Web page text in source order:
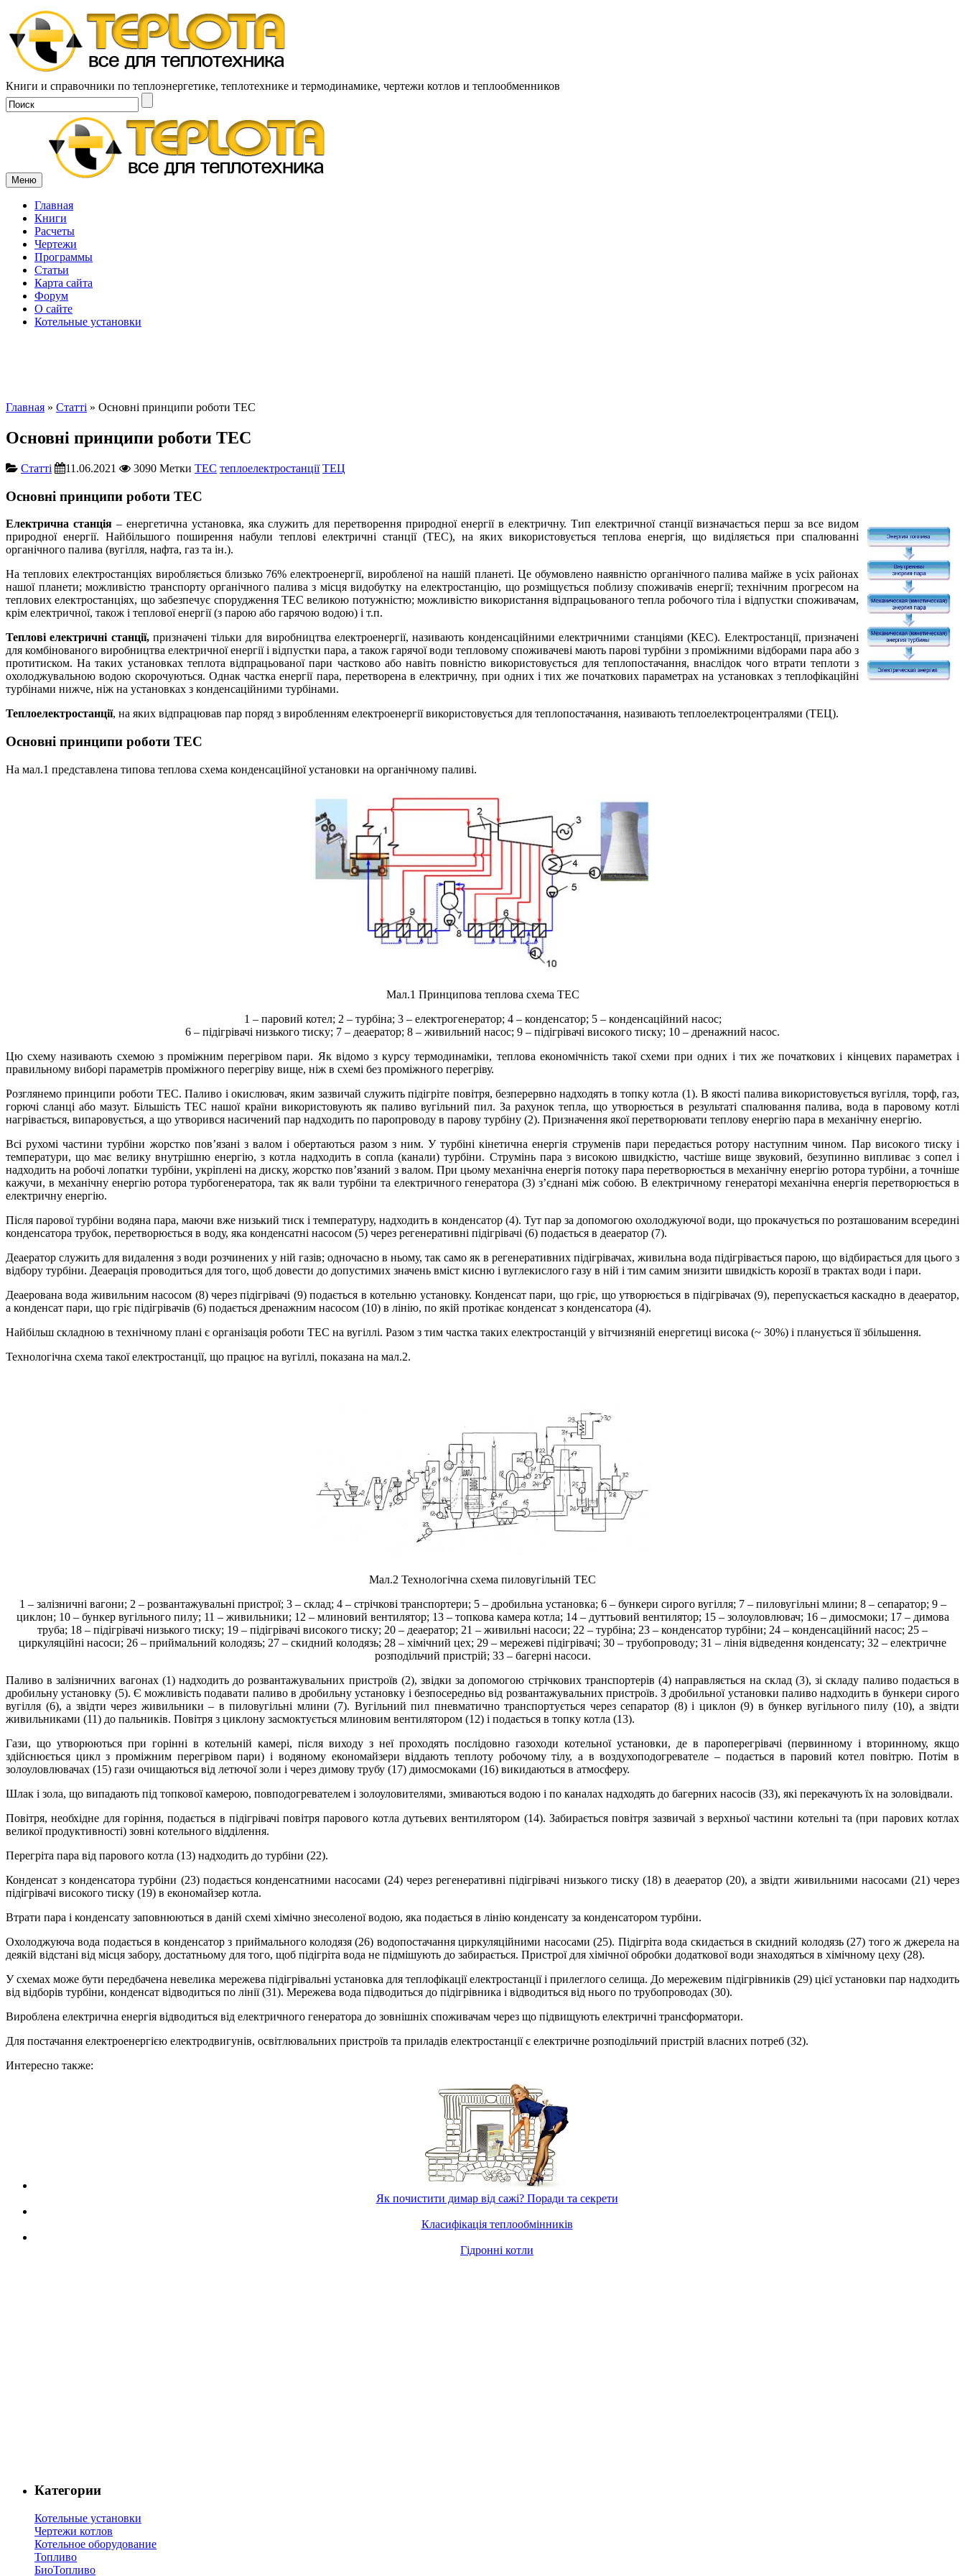
Книги и справочники по теплоэнергетике, теплотехнике и термодинамике, чертежи котлов и теплообменников
Меню
Главная
Книги
Расчеты
Чертежи
Программы
Статьи
Карта сайта
Форум
О сайте
Котельные установки
Главная » Cтатті » Основні принципи роботи ТЕС
Основні принципи роботи ТЕС
Cтатті 11.06.2021 3090 Метки ТEС теплоелектростанції ТЕЦ
Основні принципи роботи ТЕС
Електрична станція– енергетична установка, яка служить для перетворення природної енергії в електричну. Тип електричної станції визначається перш за все видом
природної енергії. Найбільшого поширення набули теплові електричні станції (ТЕС), на яких використовується теплова енергія, що виділяється при спалюванні
органічного палива (вугілля, нафта, газ та ін.).
На теплових електростанціях виробляється близько 76% електроенергії, виробленої на нашій планеті. Це обумовлено наявністю органічного палива майже в усіх районах
нашої планети; можливістю транспорту органічного палива з місця видобутку на електростанцію, що розміщується поблизу споживачів енергії; технічним прогресом на
теплових електростанціях, що забезпечує спорудження ТЕС великою потужністю; можливістю використання відпрацьованого тепла робочого тіла і відпустки споживачам,
крім електричної, також і теплової енергії (з парою або гарячою водою) і т.п.
Теплові електричні станції,призначені тільки для виробництва електроенергії, називають конденсаційними електричними станціями (КЕС). Електростанції, призначені
для комбінованого виробництва електричної енергії і відпустки пара, а також гарячої води тепловому споживачеві мають парові турбіни з проміжними відборами пара або з
протитиском. На таких установках теплота відпрацьованої пари частково або навіть повністю використовується для теплопостачання, внаслідок чого втрати теплоти з
охолоджувальною водою скорочуються. Однак частка енергії пара, перетворена в електричну, при одних і тих же початкових параметрах на установках з теплофікаційні
турбінами нижче, ніж на установках з конденсаційними турбінами.
Теплоелектростанції, на яких відпрацював пар поряд з виробленням електроенергії використовується для теплопостачання, називають теплоелектроцентралями (ТЕЦ).
Основні принципи роботи ТЕС
На мал.1 представлена типова теплова схема конденсаційної установки на органічному паливі.
Мал.1 Принципова теплова схема ТЕС
1 – паровий котел; 2 – турбіна; 3 – електрогенератор; 4 – конденсатор; 5 – конденсаційний насос;
6 – підігрівачі низького тиску; 7 – деаератор; 8 – живильний насос; 9 – підігрівачі високого тиску; 10 – дренажний насос.
Цю схему називають схемою з проміжним перегрівом пари. Як відомо з курсу термодинаміки, теплова економічність такої схеми при одних і тих же початкових і кінцевих параметрах і
правильному виборі параметрів проміжного перегріву вище, ніж в схемі без проміжного перегріву.
Розглянемо принципи роботи ТЕС. Паливо і окислювач, яким зазвичай служить підігріте повітря, безперервно надходять в топку котла (1). В якості палива використовується вугілля, торф, газ,
горючі сланці або мазут. Більшість ТЕС нашої країни використовують як паливо вугільний пил. За рахунок тепла, що утворюється в результаті спалювання палива, вода в паровому котлі
нагрівається, випаровується, а що утворився насичений пар надходить по паропроводу в парову турбіну (2). Призначення якої перетворювати теплову енергію пара в механічну енергію.
Всі рухомі частини турбіни жорстко пов’язані з валом і обертаються разом з ним. У турбіні кінетична енергія струменів пари передається ротору наступним чином. Пар високого тиску і
температури, що має велику внутрішню енергію, з котла надходить в сопла (канали) турбіни. Струмінь пара з високою швидкістю, частіше вище звуковий, безупинно випливає з сопел і
надходить на робочі лопатки турбіни, укріплені на диску, жорстко пов’язаний з валом. При цьому механічна енергія потоку пара перетворюється в механічну енергію ротора турбіни, а точніше
кажучи, в механічну енергію ротора турбогенератора, так як вали турбіни та електричного генератора (3) з’єднані між собою. В електричному генераторі механічна енергія перетворюється в
електричну енергію.
Після парової турбіни водяна пара, маючи вже низький тиск і температуру, надходить в конденсатор (4). Тут пар за допомогою охолоджуючої води, що прокачується по розташованим всередині
конденсатора трубок, перетворюється в воду, яка конденсатні насосом (5) через регенеративні підігрівачі (6) подається в деаератор (7).
Деаератор служить для видалення з води розчинених у ній газів; одночасно в ньому, так само як в регенеративних підігрівачах, живильна вода підігрівається парою, що відбирається для цього з
відбору турбіни. Деаерація проводиться для того, щоб довести до допустимих значень вміст кисню і вуглекислого газу в ній і тим самим знизити швидкість корозії в трактах води і пари.
Деаерована вода живильним насосом (8) через підігрівачі (9) подається в котельню установку. Конденсат пари, що гріє, що утворюється в підігрівачах (9), перепускається каскадно в деаератор,
а конденсат пари, що гріє підігрівачів (6) подається дренажним насосом (10) в лінію, по якій протікає конденсат з конденсатора (4).
Найбільш складною в технічному плані є організація роботи ТЕС на вугіллі. Разом з тим частка таких електростанцій у вітчизняній енергетиці висока (~ 30%) і планується її збільшення.
Технологічна схема такої електростанції, що працює на вугіллі, показана на мал.2.
Мал.2 Технологічна схема пиловугільній ТЕС
1 – залізничні вагони; 2 – розвантажувальні пристрої; 3 – склад; 4 – стрічкові транспортери; 5 – дробильна установка; 6 – бункери сирого вугілля; 7 – пиловугільні млини; 8 – сепаратор; 9 –
циклон; 10 – бункер вугільного пилу; 11 – живильники; 12 – млиновий вентилятор; 13 – топкова камера котла; 14 – дуттьовий вентилятор; 15 – золоуловлювач; 16 – димосмоки; 17 – димова
труба; 18 – підігрівачі низького тиску; 19 – підігрівачі високого тиску; 20 – деаератор; 21 – живильні насоси; 22 – турбіна; 23 – конденсатор турбіни; 24 – конденсаційний насос; 25 –
циркуляційні насоси; 26 – приймальний колодязь; 27 – скидний колодязь; 28 – хімічний цех; 29 – мережеві підігрівачі; 30 – трубопроводу; 31 – лінія відведення конденсату; 32 – електричне
розподільчий пристрій; 33 – багерні насоси.
Паливо в залізничних вагонах (1) надходить до розвантажувальних пристроїв (2), звідки за допомогою стрічкових транспортерів (4) направляється на склад (3), зі складу паливо подається в
дробильну установку (5). Є можливість подавати паливо в дробильну установку і безпосередньо від розвантажувальних пристроїв. З дробильної установки паливо надходить в бункери сирого
вугілля (6), а звідти через живильники – в пиловугільні млини (7). Вугільний пил пневматично транспортується через сепаратор (8) і циклон (9) в бункер вугільного пилу (10), а звідти
живильниками (11) до пальників. Повітря з циклону засмоктується млиновим вентилятором (12) і подається в топку котла (13).
Гази, що утворюються при горінні в котельній камері, після виходу з неї проходять послідовно газоходи котельної установки, де в пароперегрівачі (первинному і вторинному, якщо
здійснюється цикл з проміжним перегрівом пари) і водяному економайзери віддають теплоту робочому тілу, а в воздухоподогревателе – подається в паровий котел повітрю. Потім в
золоуловлювачах (15) гази очищаються від летючої золи і через димову трубу (17) димосмоками (16) викидаються в атмосферу.
Шлак і зола, що випадають під топкової камерою, повподогревателем і золоуловителями, змиваються водою і по каналах надходять до багерних насосів (33), які перекачують їх на золовідвали.
Повітря, необхідне для горіння, подається в підігрівачі повітря парового котла дутьевих вентилятором (14). Забирається повітря зазвичай з верхньої частини котельні та (при парових котлах
великої продуктивності) зовні котельного відділення.
Перегріта пара від парового котла (13) надходить до турбіни (22).
Конденсат з конденсатора турбіни (23) подається конденсатними насосами (24) через регенеративні підігрівачі низького тиску (18) в деаератор (20), а звідти живильними насосами (21) через
підігрівачі високого тиску (19) в економайзер котла.
Втрати пара і конденсату заповнюються в даній схемі хімічно знесоленої водою, яка подається в лінію конденсату за конденсатором турбіни.
Охолоджуюча вода подається в конденсатор з приймального колодязя (26) водопостачання циркуляційними насосами (25). Підігріта вода скидається в скидний колодязь (27) того ж джерела на
деякій відстані від місця забору, достатньому для того, щоб підігріта вода не підмішують до забирається. Пристрої для хімічної обробки додаткової води знаходяться в хімічному цеху (28).
У схемах може бути передбачена невелика мережева підігрівальні установка для теплофікації електростанції і прилеглого селища. До мережевим підігрівників (29) цієї установки пар надходить
від відборів турбіни, конденсат відводиться по лінії (31). Мережева вода підводиться до підігрівника і відводиться від нього по трубопроводах (30).
Вироблена електрична енергія відводиться від електричного генератора до зовнішніх споживачам через що підвищують електричні трансформатори.
Для постачання електроенергією електродвигунів, освітлювальних пристроїв та приладів електростанції є електричне розподільчий пристрій власних потреб (32).
Интересно также:
Як почистити димар від сажі? Поради та секрети
Класифікація теплообмінників
Гідронні котли
Категории
Котельные установки
Чертежи котлов
Котельное оборудование
Топливо
БиоТопливо